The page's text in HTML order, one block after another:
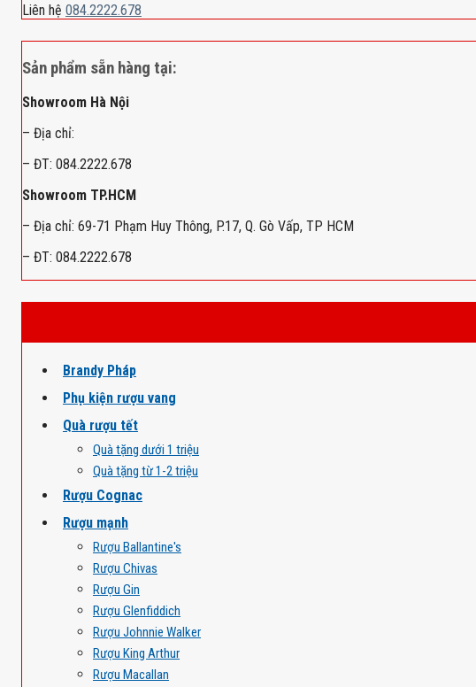
Liên hệ 084.2222.678
Sản phẩm sẵn hàng tại:
Showroom Hà Nội
– Địa chỉ:
– ĐT: 084.2222.678
Showroom TP.HCM
– Địa chỉ: 69-71 Phạm Huy Thông, P.17, Q. Gò Vấp, TP HCM
– ĐT: 084.2222.678
Brandy Pháp
Phụ kiện rượu vang
Quà rượu tết
Quà tặng dưới 1 triệu
Quà tặng từ 1-2 triệu
Rượu Cognac
Rượu mạnh
Rượu Ballantine's
Rượu Chivas
Rượu Gin
Rượu Glenfiddich
Rượu Johnnie Walker
Rượu King Arthur
Rượu Macallan